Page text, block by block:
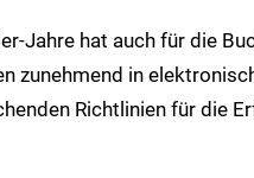
Jahre hat auch für die
zunehmend in
Richtlinien für die